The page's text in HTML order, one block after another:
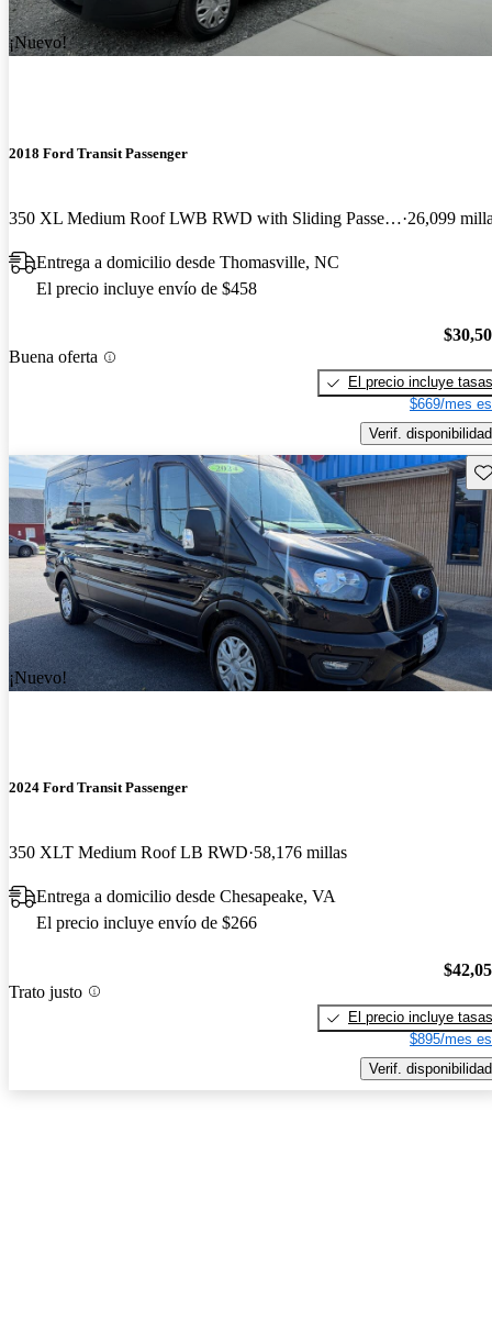
¡Nuevo!
2018 Ford Transit Passenger
350 XL Medium Roof LWB RWD with Sliding Passenger-Side Door 26,099
Entrega a domicilio desde Thomasville, NC
El precio incluye envío de $458
Buena oferta
El precio incluye tasas
$669/mes
Verif. disponibilidad
¡Nuevo!
2024 Ford Transit Passenger
350 XLT Medium Roof LB RWD 58,176 millas
Entrega a domicilio desde Chesapeake, VA
El precio incluye envío de $266
Trato justo
El precio incluye tasas
$895/mes
Verif. disponibilidad